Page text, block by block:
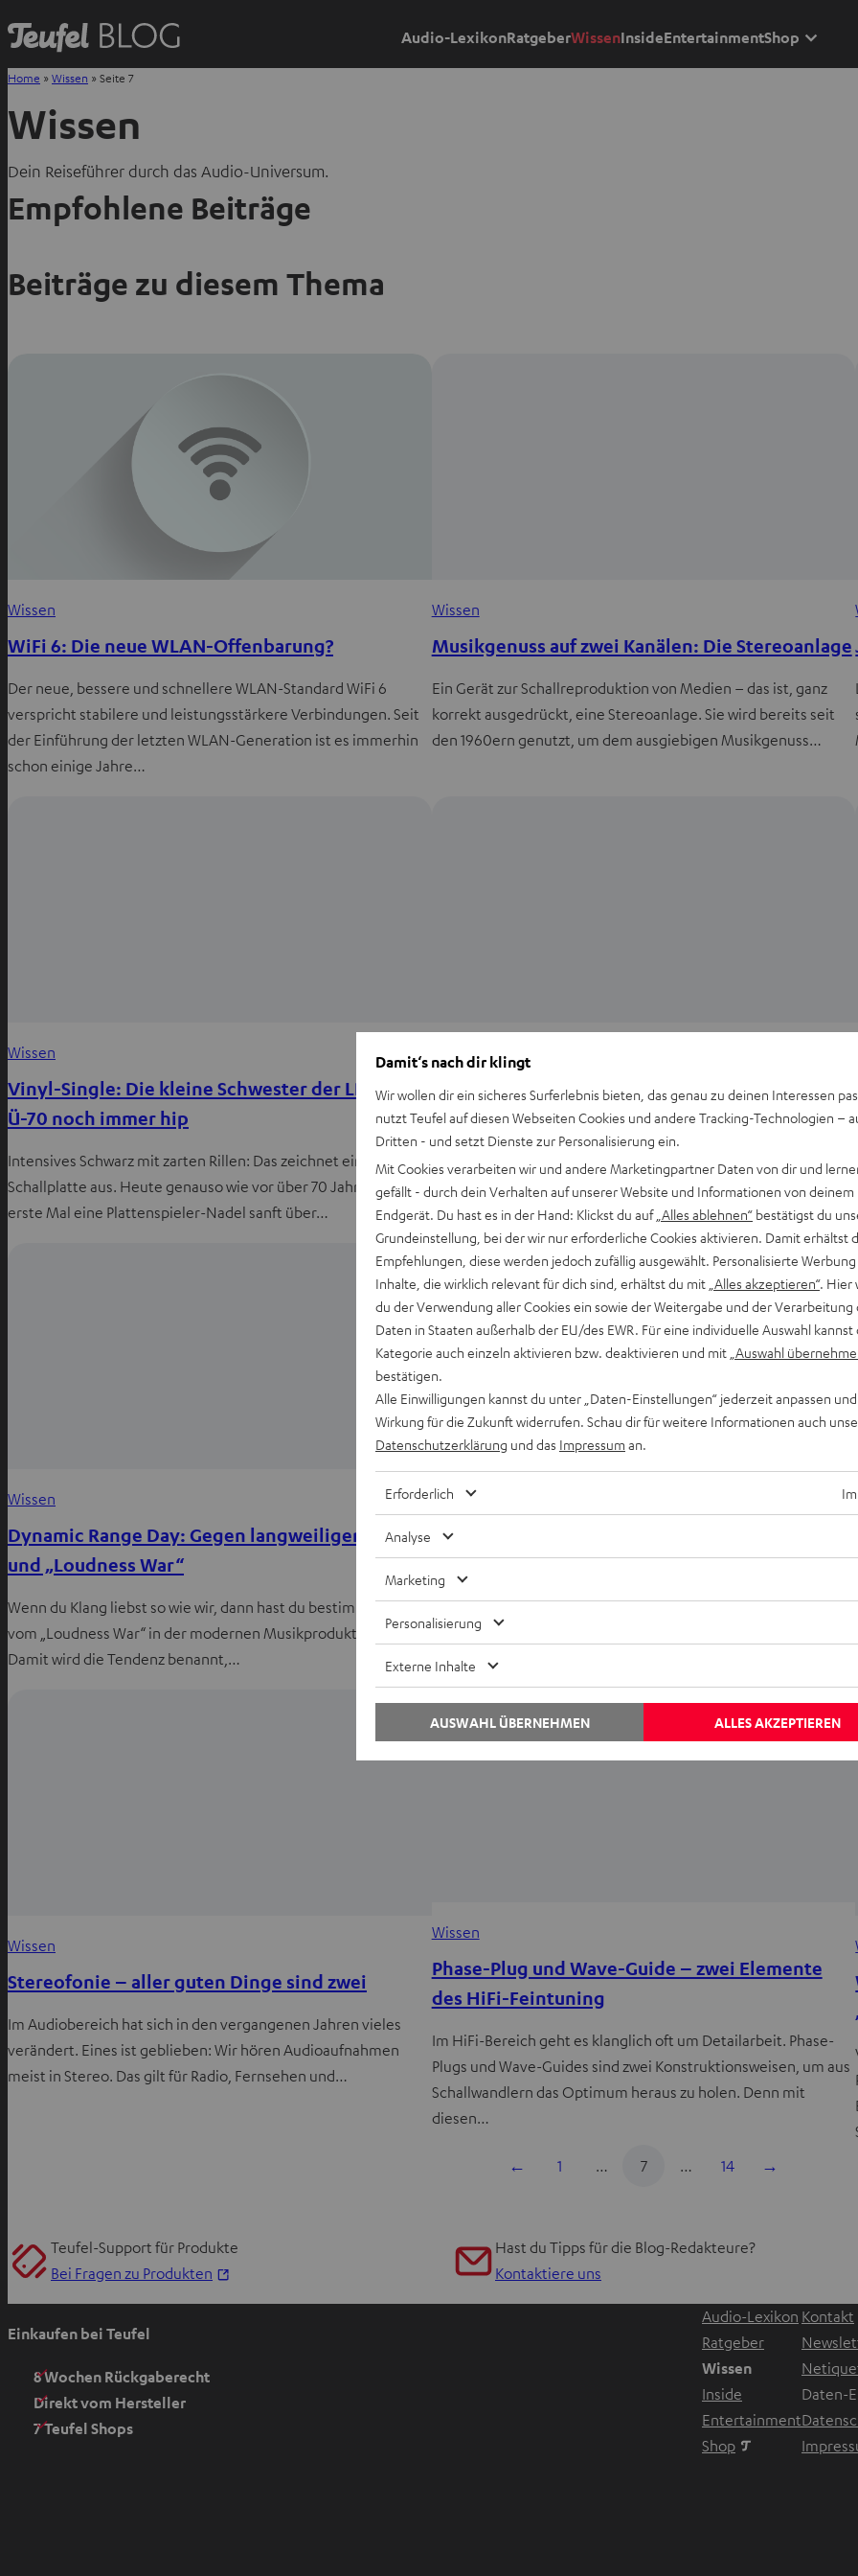
Audio-LexikonRatgeberWissenInsideEntertainmentShop
Home »Wissen »Seite 7
Wissen
Dein Reiseführer durch das Audio-Universum.
Empfohlene Beiträge
Beiträge zu diesem Thema
Wissen
WiFi 6: Die neue WLAN-Offenbarung?
Der neue, bessere und schnellere WLAN-Standard WiFi 6
verspricht stabilere und leistungsstärkere Verbindungen. Seit
der Einführung der letzten WLAN-Generation ist es immerhin
schon einige Jahre…
Wissen
Musikgenuss auf zwei Kanälen: Die Stereoanlage
Ein Gerät zur Schallreproduktion von Medien – das ist, ganz
korrekt ausgedrückt, eine Stereoanlage. Sie wird bereits seit
den 1960ern genutzt, um dem ausgiebigen Musikgenuss…
Wissen
Vinyl-Single: Die kleine Schwester der LP ist mit
Ü-70 noch immer hip
Intensives Schwarz mit zarten Rillen: Das zeichnet eine
Schallplatte aus. Heute genauso wie vor über 70 Jahren, als das
erste Mal eine Plattenspieler-Nadel sanft über…
Wissen
Wie binaurale Beats die Sinne schärfen können
Binaurale Beats als Wundermittel gegen Schlafstörungen oder
passiert etwas, wenn du auf jedem Ohr Töne…
Wissen
Dynamic Range Day: Gegen langweiligen Klang
und „Loudness War“
Wenn du Klang liebst so wie wir, dann hast du bestimmt schon
vom „Loudness War“ in der modernen Musikproduktion gehört.
Damit wird die Tendenz benannt,…
Wissen
Der Tiefstapler – alles rund um den Subwoofer
Der Subwoofer ist ein Sonderling unter den Lautsprechern. Er
ist meist deutlich größer als seine Mitstreiter, ist für die tiefen
Töne verantwortlich und steht häufig…
Wissen
Stereofonie – aller guten Dinge sind zwei
Im Audiobereich hat sich in den vergangenen Jahren vieles
verändert. Eines ist geblieben: Wir hören Audioaufnahmen
meist in Stereo. Das gilt für Radio, Fernsehen und…
Wissen
Phase-Plug und Wave-Guide – zwei Elemente
des HiFi-Feintuning
Im HiFi-Bereich geht es klanglich oft um Detailarbeit. Phase-
Plugs und Wave-Guides sind zwei Konstruktionsweisen, um aus
Schallwandlern das Optimum heraus zu holen. Denn mit
diesen…
←
1 … 7 … 14 →
Teufel-Support für Produkte
Bei Fragen zu Produkten
Hast du Tipps für die Blog-Redakteure?
Kontaktiere uns
Einkaufen bei Teufel
8 Wochen Rückgaberecht
Direkt vom Hersteller
7 Teufel Shops
Audio-Lexikon
Ratgeber
Wissen
Inside
Entertainment
Shop
Im neuen Tab
Kontakt
Daten-
Damit‘s nach dir klingt
Wir wollen dir ein sicheres Surferlebnis bieten, das genau zu deinen Interessen
nutzt Teufel auf diesen Webseiten Cookies und andere Tracking-Technologien –
Dritten - und setzt Dienste zur Personalisierung ein.
Mit Cookies verarbeiten wir und andere Marketingpartner Daten von dir und
gefällt - durch dein Verhalten auf unserer Website und Informationen von deinem
Endgerät. Du hast es in der Hand: Klickst du auf „Alles ablehnen“ bestätigst du
Grundeinstellung, bei der wir nur erforderliche Cookies aktivieren. Damit erhältst
Empfehlungen, diese werden jedoch zufällig ausgewählt. Personalisierte
Inhalte, die wirklich relevant für dich sind, erhältst du mit „Alles akzeptieren“. Hier
du der Verwendung aller Cookies ein sowie der Weitergabe und der Verarbeitung
Daten in Staaten außerhalb der EU/des EWR. Für eine individuelle Auswahl kannst
Kategorie auch einzeln aktivieren bzw. deaktivieren und mit „Auswahl
bestätigen.
Alle Einwilligungen kannst du unter „Daten-Einstellungen“ jederzeit anpassen
Wirkung für die Zukunft widerrufen. Schau dir für weitere Informationen auch
Datenschutzerklärung und das Impressum an.
Erforderlich
Analyse
Marketing
Personalisierung
Externe Inhalte
ALLES AKZEPTIEREN
AUSWAHL ÜBERNEHMEN